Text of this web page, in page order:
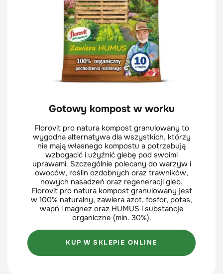
Gotowy kompost w worku
Florovit pro natura kompost granulowany to
wygodna alternatywa dla wszystkich, którzy
nie mają własnego kompostu a potrzebują
wzbogacić i użyźnić glebę pod swoimi
uprawami. Szczególnie polecany do warzyw i
owoców, roślin ozdobnych oraz trawników,
nowych nasadzeń oraz regeneracji gleb.
Florovit pro natura kompost granulowany jest
w 100% naturalny, zawiera azot, fosfor, potas,
wapń i magnez oraz HUMUS i substancje
organiczne (min. 30%).
KUP W SKLEPIE ONLINE